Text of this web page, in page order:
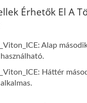
Érhetők El A
Alap
Háttér